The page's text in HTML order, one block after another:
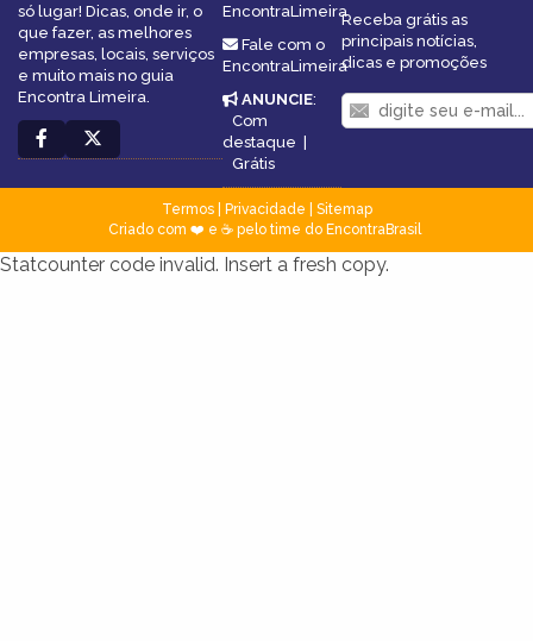
só lugar! Dicas, onde ir, o
que fazer, as melhores
empresas, locais, serviços
e muito mais no guia
Encontra Limeira.
EncontraLimeira
Fale com o
EncontraLimeira
ANUNCIE:
Com
destaque |
Grátis
Receba grátis as
principais notícias,
dicas e promoções
Termos| Privacidade
Sitemap
Criado com ❤️ e ☕ pelo time do EncontraBrasil
Statcounter code invalid. Insert a fresh copy.